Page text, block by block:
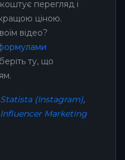
перегляд і
ціною.
відео?
ту, що
Statista (Instagram),
Influencer Marketing